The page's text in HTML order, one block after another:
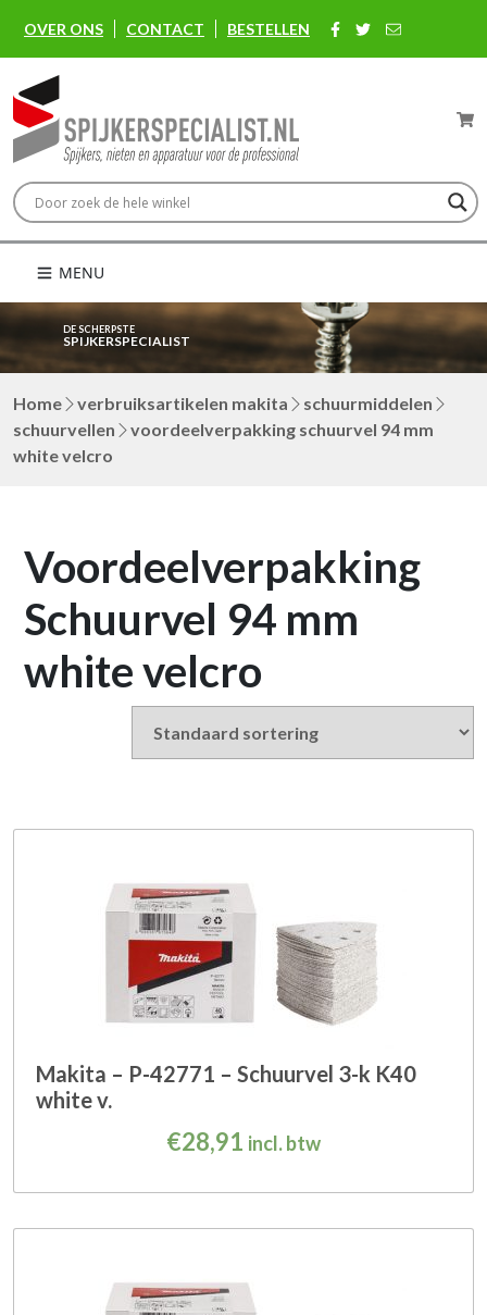
OVER ONS CONTACT BESTELLEN
MENU
DE SCHERPSTE
SPIJKERSPECIALIST
Home verbruiksartikelen makita
schuurmiddelen
schuurvellen
voordeelverpakking schuurvel 94 mm
white velcro
Voordeelverpakking
Schuurvel 94 mm
white velcro
Makita – P-42771 – Schuurvel 3-k K40
white v.
€28,91 incl. btw